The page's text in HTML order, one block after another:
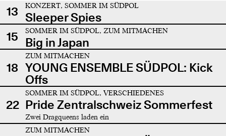
13
KONZERT, SOMMER IM SÜDPOL
Sleeper Spies
15
SOMMER IM SÜDPOL, ZUM MITMACHEN
Big in Japan
18
ZUM MITMACHEN
YOUNG ENSEMBLE SÜDPOL: Kick
Offs
22
SOMMER IM SÜDPOL, VERSCHIEDENES
Pride Zentralschweiz Sommerfest
Zwei Dragqueens laden ein
ZUM MITMACHEN